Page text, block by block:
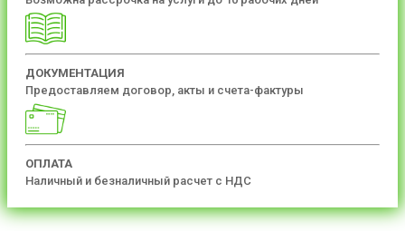
ДОКУМЕНТАЦИЯ
Предоставляем договор, акты и счета-фактуры
ОПЛАТА
Наличный и безналичный расчет с НДС